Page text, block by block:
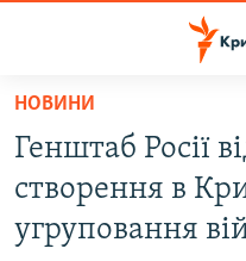
Перейти
основного
матеріалу
Перейти
до
ВІДЕО ТА ФОТО
НОВИНИ
Генштаб Росії
створення в
угруповання